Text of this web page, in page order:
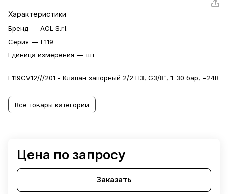
Характеристики
Бренд — ACL S.r.l.
Серия — E119
Единица измерения — шт
E119CV12///201 - Клапан запорный 2/2 НЗ, G3/8", 1-30 бар, =24В
Все товары категории
Цена по запросу
Заказать